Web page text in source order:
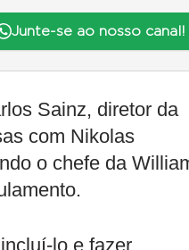
Junte-se ao nosso canal!
Sainz, diretor da
com Nikolas
o chefe da
lo e fazer